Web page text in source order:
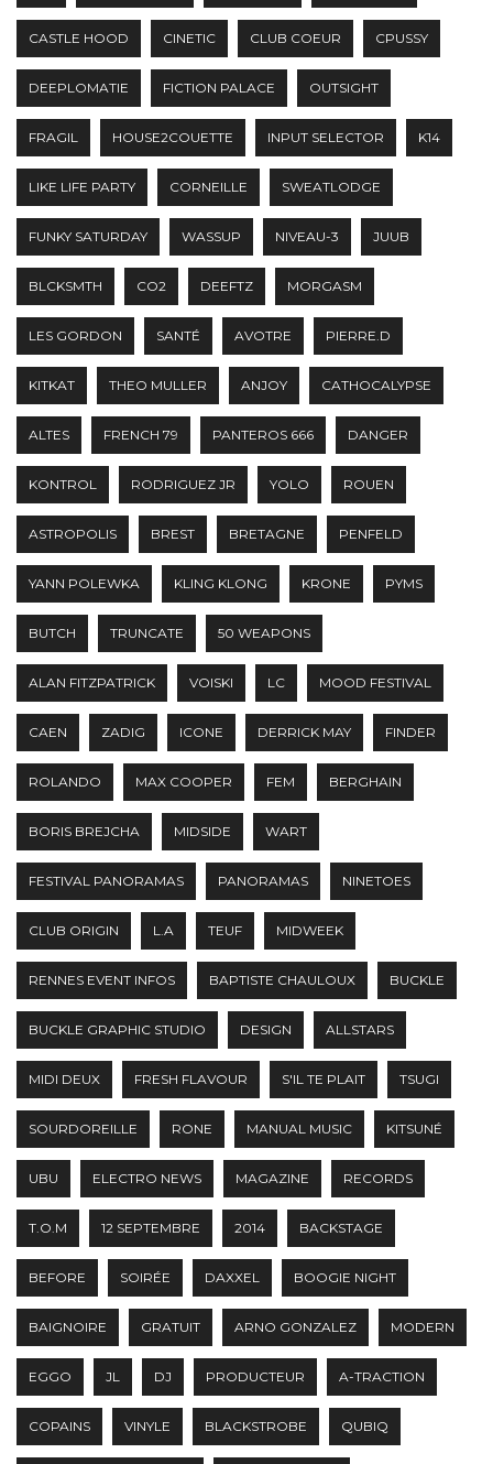
CASTLE HOOD CINETIC CLUB COEUR CPUSSY
DEEPLOMATIE FICTION PALACE OUTSIGHT
FRAGIL HOUSE2COUETTE INPUT SELECTOR K14
LIKE LIFE PARTY CORNEILLE SWEATLODGE
FUNKY SATURDAY WASSUP NIVEAU-3 JUUB
BLCKSMTH CO2 DEEFTZ MORGASM
LES GORDON SANTÉ AVOTRE PIERRE.D
KITKAT THEO MULLER ANJOY CATHOCALYPSE
ALTES FRENCH 79 PANTEROS 666 DANGER
KONTROL RODRIGUEZ JR YOLO ROUEN
ASTROPOLIS BREST BRETAGNE PENFELD
YANN POLEWKA KLING KLONG KRONE PYMS
BUTCH TRUNCATE 50 WEAPONS
ALAN FITZPATRICK VOISKI LC MOOD FESTIVAL
CAEN ZADIG ICONE DERRICK MAY FINDER
ROLANDO MAX COOPER FEM BERGHAIN
BORIS BREJCHA MIDSIDE WART
FESTIVAL PANORAMAS PANORAMAS NINETOES
CLUB ORIGIN L.A TEUF MIDWEEK
RENNES EVENT INFOS BAPTISTE CHAULOUX BUCKLE
BUCKLE GRAPHIC STUDIO DESIGN ALLSTARS
MIDI DEUX FRESH FLAVOUR S'IL TE PLAIT TSUGI
SOURDOREILLE RONE MANUAL MUSIC KITSUNÉ
UBU ELECTRO NEWS MAGAZINE RECORDS
T.O.M 12 SEPTEMBRE 2014 BACKSTAGE
BEFORE SOIRÉE DAXXEL BOOGIE NIGHT
BAIGNOIRE GRATUIT ARNO GONZALEZ MODERN
EGGO JL DJ PRODUCTEUR A-TRACTION
COPAINS VINYLE BLACKSTROBE QUBIQ